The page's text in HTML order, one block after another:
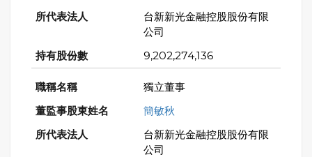
台新新光金融控股股份有限
公司
9,202,274,136
獨立董事
簡敏秋
台新新光金融控股股份有限
公司